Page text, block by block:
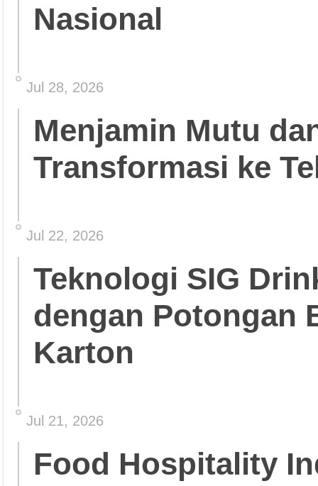
Nasional
Jul 28, 2026
Menjamin Mutu
Transformasi ke
Jul 22, 2026
Teknologi SIG
dengan Potongan
Karton
Jul 21, 2026
Food Hospitality